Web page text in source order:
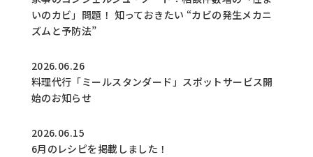
いのカビ」問題！ 知っておきたい “カビの発生メカニ
ズムと予防法”
2026.06.26
料理代行「ミールスタンダード」スポットサービス開
始のお知らせ
2026.06.15
6月のレシピを掲載しました！